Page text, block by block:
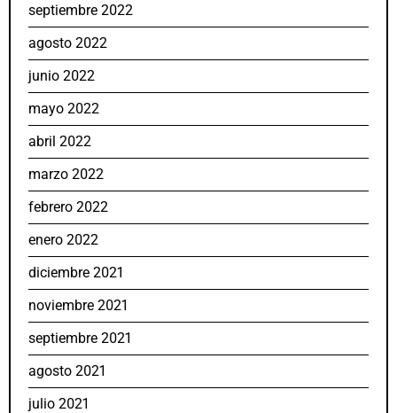
septiembre 2022
agosto 2022
junio 2022
mayo 2022
abril 2022
marzo 2022
febrero 2022
enero 2022
diciembre 2021
noviembre 2021
septiembre 2021
agosto 2021
julio 2021